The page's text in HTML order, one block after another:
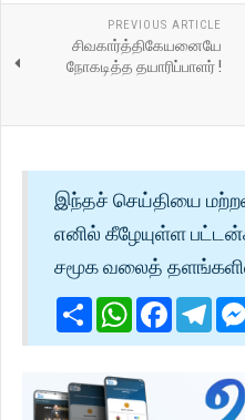
PREVIOUS ARTICLE
சிவகார்த்திகேயனையே
நோகடித்த தயாரிப்பாளர் !
இந்தச் செய்தியை
எனில் கீழேயுள்ள
சமூக வலைத்
ShareWhatsApp